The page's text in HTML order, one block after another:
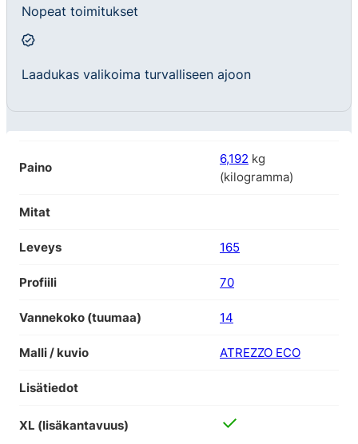
Nopeat toimitukset
Laadukas valikoima turvalliseen ajoon
Paino
6,192 kg
(kilogramma)
Mitat
Leveys 165
Profiili 70
Vannekoko (tuumaa) 14
Malli / kuvio ATREZZO ECO
Lisätiedot
XL (lisäkantavuus)